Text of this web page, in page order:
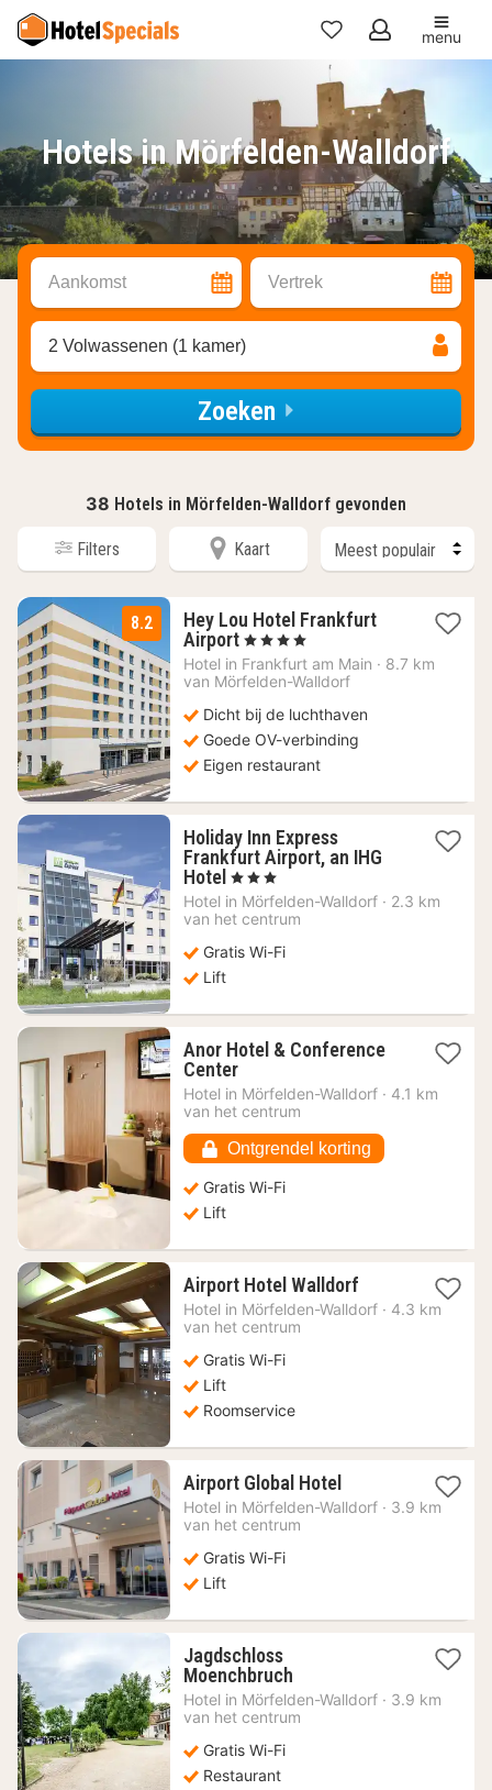
Mijn
favorieten
menu
Hotels in Mörfelden-Walldorf
Aankomst Vertrek
2 Volwassenen (1 kamer)
Zoeken
38 Hotels in Mörfelden-Walldorf gevonden
Filters Kaart
8.2
Hey Lou Hotel Frankfurt
Airport 2
nachten
vanaf
€
, 4 Sterren
Hotel in Frankfurt am Main · 8.7 km
van Mörfelden-Walldorf
Dicht bij de luchthaven
Goede OV-verbinding
Eigen restaurant
Holiday Inn Express
Frankfurt Airport, an IHG
Hotel 1
nacht
vanaf
€
, 3 Sterren
Hotel in Mörfelden-Walldorf · 2.3 km
van het centrum
Gratis Wi-Fi
Lift
Anor Hotel & Conference
Center1
nacht
vanaf
€
Hotel in Mörfelden-Walldorf · 4.1 km
van het centrum
Ontgrendel korting
Gratis Wi-Fi
Lift
Airport Hotel Walldorf1
nacht
Hotel in Mörfelden-Walldorf · 4.3 km
van het centrum
Gratis Wi-Fi
Lift
Roomservice
Airport Global Hotel1
nacht
Hotel in Mörfelden-Walldorf · 3.9 km
van het centrum
Gratis Wi-Fi
Lift
Jagdschloss
Moenchbruch1
nacht
vanaf
Hotel in Mörfelden-Walldorf · 3.9 km
van het centrum
Gratis Wi-Fi
Restaurant